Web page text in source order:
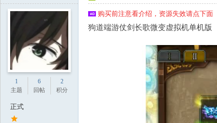
1
主题
6
回帖
2
积分
正式
购买前注意看介绍，资源失效请点下
狗道端游仗剑长歌微变虚拟机单机版